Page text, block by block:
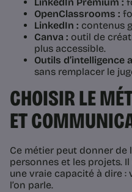
LinkedIn Premium :
OpenClassrooms :
LinkedIn : contenus
Canva : outil de
plus accessible.
Outils d’intelligence
sans remplacer le
CHOISIR LE
ET
Ce métier peut donner de
personnes et les projets.
une vraie capacité à dire :
l’on parle.